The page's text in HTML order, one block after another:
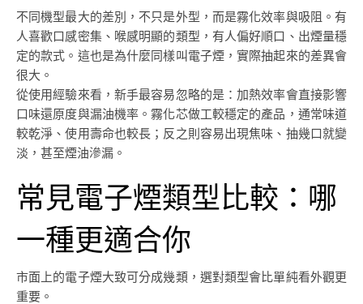
不同機型最大的差別，不只是外型，而是霧化效率與吸阻。有
人喜歡口感密集、喉感明顯的類型，有人偏好順口、出煙量穩
定的款式。這也是為什麼同樣叫電子煙，實際抽起來的差異會
很大。
從使用經驗來看，新手最容易忽略的是：加熱效率會直接影響
口味還原度與漏油機率。霧化芯做工較穩定的產品，通常味道
較乾淨、使用壽命也較長；反之則容易出現焦味、抽幾口就變
淡，甚至煙油滲漏。
常見電子煙類型比較：哪
一種更適合你
市面上的電子煙大致可分成幾類，選對類型會比單純看外觀更
重要。